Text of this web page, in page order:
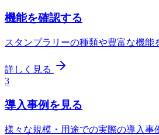
機能を確認する
スタンプラリーの種類や豊富な機能
詳しく見る
3
導入事例を見る
様々な規模・用途での実際の導入事